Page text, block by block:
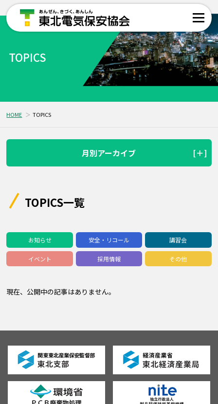
TOPICS
HOME TOPICS
月別アーカイブ
TOPICS一覧
お知らせ 安全・リコール 講習会
イベント 採用情報 その他
現在、公開中の記事はありません。